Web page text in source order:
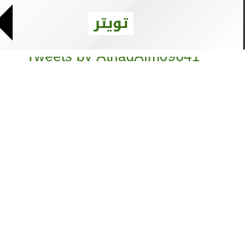
تويتر
Tweets by AthadAlm69641